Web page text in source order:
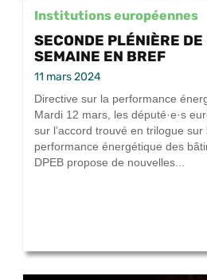
Institutions européennes
SECONDE PLÉNIÈRE
SEMAINE EN BREF
11 mars 2024
Directive sur la performance
Mardi 12 mars, les député·e·s
sur l’accord trouvé en trilogue
performance énergétique des
DPEB propose de nouvelles...